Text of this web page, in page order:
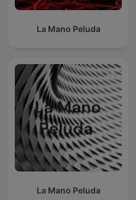
La Mano Peluda
La Mano Peluda